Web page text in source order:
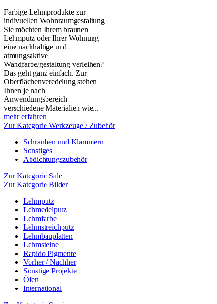
Farbige Lehmprodukte zur
indivuellen Wohnraumgestaltung
Sie möchten Ihrem braunen
Lehmputz oder Ihrer Wohnung
eine nachhaltige und
atmungsaktive
Wandfarbe/gestaltung verleihen?
Das geht ganz einfach. Zur
Oberflächenveredelung stehen
Ihnen je nach
Anwendungsbereich
verschiedene Materialien wie...
mehr erfahren
Zur Kategorie Werkzeuge / Zubehör
Schrauben und Klammern
Sonstiges
Abdichtungszubehör
Zur Kategorie Sale
Zur Kategorie Bilder
Lehmputz
Lehmedelputz
Lehmfarbe
Lehmstreichputz
Lehmbauplatten
Lehmsteine
Rapido Pigmente
Vorher / Nachher
Sonstige Projekte
Öfen
International